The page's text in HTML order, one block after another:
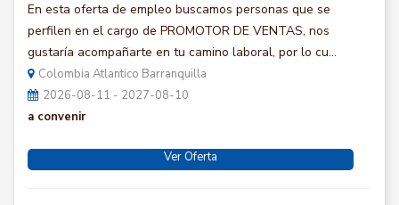
En esta oferta de empleo buscamos personas que se
perfilen en el cargo de PROMOTOR DE VENTAS, nos
gustaría acompañarte en tu camino laboral, por lo cu...
Colombia Atlantico Barranquilla
2026-08-11 - 2027-08-10
a convenir
Ver Oferta